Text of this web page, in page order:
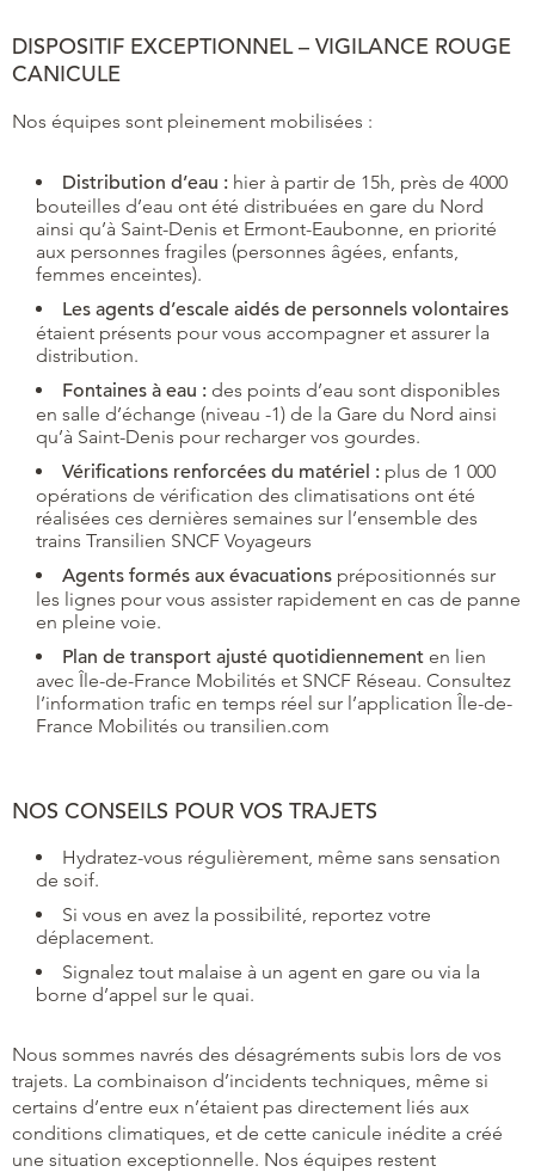
DISPOSITIF EXCEPTIONNEL – VIGILANCE ROUGE
CANICULE
Nos équipes sont pleinement mobilisées :
Distribution d’eau : hier à partir de 15h, près de 4000
bouteilles d’eau ont été distribuées en gare du Nord
ainsi qu’à Saint-Denis et Ermont-Eaubonne, en priorité
aux personnes fragiles (personnes âgées, enfants,
femmes enceintes).
Les agents d’escale aidés de personnels volontaires
étaient présents pour vous accompagner et assurer la
distribution.
Fontaines à eau : des points d’eau sont disponibles
en salle d’échange (niveau -1) de la Gare du Nord ainsi
qu’à Saint-Denis pour recharger vos gourdes.
Vérifications renforcées du matériel : plus de 1 000
opérations de vérification des climatisations ont été
réalisées ces dernières semaines sur l’ensemble des
trains Transilien SNCF Voyageurs
Agents formés aux évacuations prépositionnés sur
les lignes pour vous assister rapidement en cas de panne
en pleine voie.
Plan de transport ajusté quotidiennement en lien
avec Île-de-France Mobilités et SNCF Réseau. Consultez
l’information trafic en temps réel sur l’application Île-de-
France Mobilités ou transilien.com
NOS CONSEILS POUR VOS TRAJETS
Hydratez-vous régulièrement, même sans sensation
de soif.
Si vous en avez la possibilité, reportez votre
déplacement.
Signalez tout malaise à un agent en gare ou via la
borne d’appel sur le quai.
Nous sommes navrés des désagréments subis lors de vos
trajets. La combinaison d’incidents techniques, même si
certains d’entre eux n’étaient pas directement liés aux
conditions climatiques, et de cette canicule inédite a créé
une situation exceptionnelle. Nos équipes restent